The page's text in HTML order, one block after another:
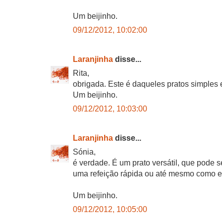
Um beijinho.
09/12/2012, 10:02:00
Laranjinha disse...
Rita,
obrigada. Este é daqueles pratos simples
Um beijinho.
09/12/2012, 10:03:00
Laranjinha disse...
Sónia,
é verdade. É um prato versátil, que pode
uma refeição rápida ou até mesmo como
Um beijinho.
09/12/2012, 10:05:00